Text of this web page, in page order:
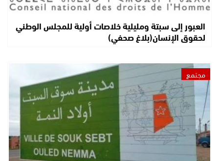
العبور إلى سبتة ومليلية خلاصات أولية للمجلس الوطني
لحقوق الإنسان(بلاغ صحفي)
مجتمع